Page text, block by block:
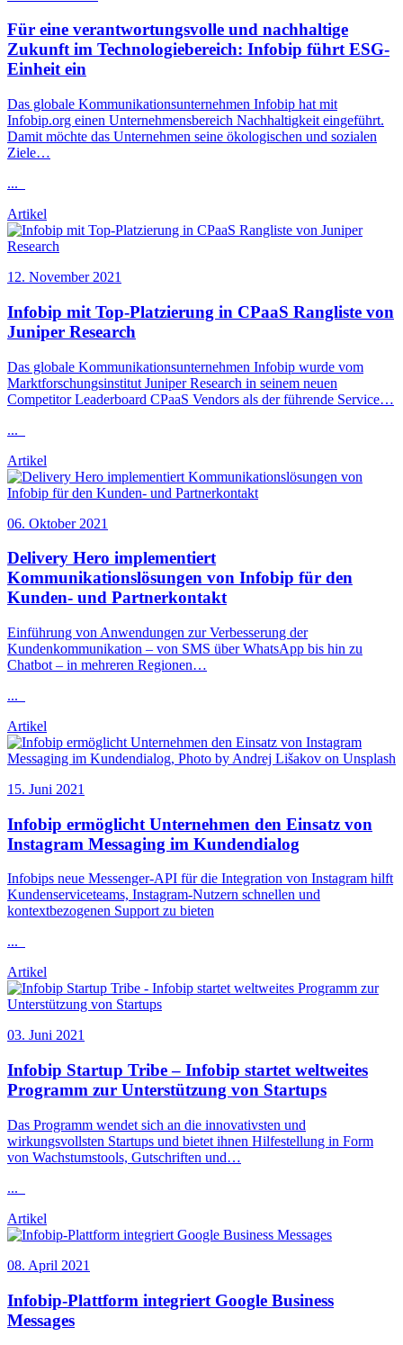
Für eine verantwortungsvolle und nachhaltige
Zukunft im Technologiebereich: Infobip führt ESG-
Einheit ein
Das globale Kommunikationsunternehmen Infobip hat mit
Infobip.org einen Unternehmensbereich Nachhaltigkeit eingeführt.
Damit möchte das Unternehmen seine ökologischen und sozialen
Ziele…
...
Artikel
12. November 2021
Infobip mit Top-Platzierung in CPaaS Rangliste von
Juniper Research
Das globale Kommunikationsunternehmen Infobip wurde vom
Marktforschungsinstitut Juniper Research in seinem neuen
Competitor Leaderboard CPaaS Vendors als der führende Service…
...
Artikel
06. Oktober 2021
Delivery Hero implementiert
Kommunikationslösungen von Infobip für den
Kunden- und Partnerkontakt
Einführung von Anwendungen zur Verbesserung der
Kundenkommunikation – von SMS über WhatsApp bis hin zu
Chatbot – in mehreren Regionen…
...
Artikel
15. Juni 2021
Infobip ermöglicht Unternehmen den Einsatz von
Instagram Messaging im Kundendialog
Infobips neue Messenger-API für die Integration von Instagram hilft
Kundenserviceteams, Instagram-Nutzern schnellen und
kontextbezogenen Support zu bieten
...
Artikel
03. Juni 2021
Infobip Startup Tribe – Infobip startet weltweites
Programm zur Unterstützung von Startups
Das Programm wendet sich an die innovativsten und
wirkungsvollsten Startups und bietet ihnen Hilfestellung in Form
von Wachstumstools, Gutschriften und…
...
Artikel
08. April 2021
Infobip-Plattform integriert Google Business
Messages